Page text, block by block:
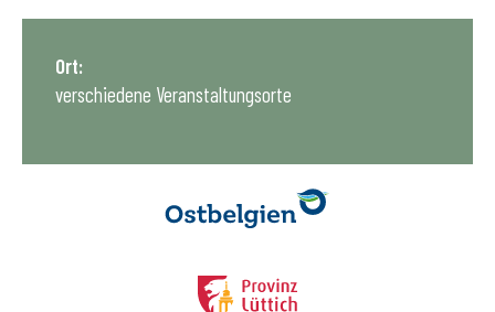
Ort:
verschiedene Veranstaltungsorte